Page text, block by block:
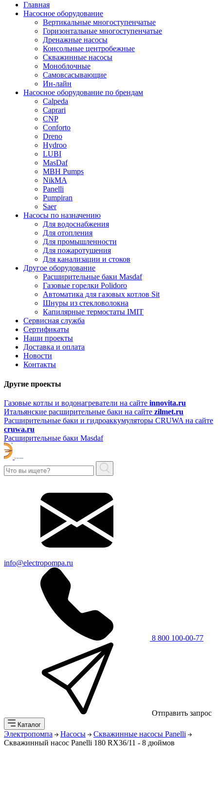
Главная
Насосное оборудование
Вертикальные многоступенчатые
Горизонтальные многоступенчатые
Дренажные насосы
Консольные центробежные
Скважинные насосы
Моноблочные
Самовсасывающие
Ин-лайн
Насосное оборудование по брендам
Calpeda
Caprari
CNP
Conforto
Dreno
Hydroo
LUBI
MasDaf
MBH Pumps
NikMA
Panelli
Pumpiran
Saer
Насосы по назначению
Для водоснабжения
Для отопления
Для промышленности
Для пожаротушения
Для канализации и стоков
Другое оборудование
Расширительные баки Masdaf
Газовые горелки Polidoro
Автоматика для газовых котлов Sit
Шнуры из стекловолокна
Капилярные термостаты IMIT
Сервисная служба
Сертификаты
Наши проекты
Доставка и оплата
Новости
Контакты
Другие проекты
Газовые котлы и водонагреватели на сайте innovita.ru
Итальянские расширительные баки на сайте zilmet.ru
Расширительные баки и гидроаккумуляторы CRUWA на сайте
cruwa.ru
Расширительные баки Masdaf
info@electropompa.ru
8 800 100-00-77
Отправить запрос
Каталог
Электропомпа Насосы
Скважинные насосы Panelli
Скважинный насос Panelli 180 RX36/11 - 8 дюймов